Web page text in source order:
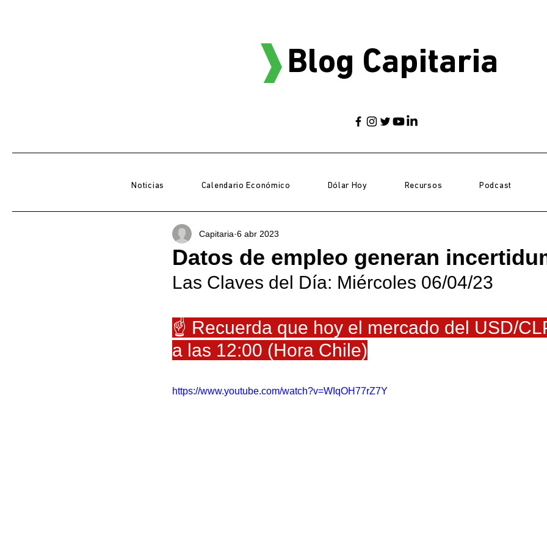
Blog Capitaria
Noticias Calendario Económico Dólar Hoy Recursos Podcast
Datos de empleo generan
Capitaria 6 abr 2023
Las Claves del Día: Miércoles 06/04/23
☝️ Recuerda que hoy el mercado del USD/
a las 12:00 (Hora Chile)
https://www.youtube.com/watch?v=WIqOH77rZ7Y